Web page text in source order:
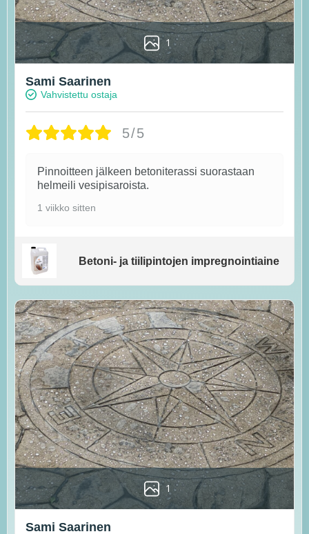
1
Sami Saarinen
Vahvistettu ostaja
5/5
Pinnoitteen jälkeen betoniterassi suorastaan
helmeili vesipisaroista.
1 viikko sitten
Betoni- ja tiilipintojen impregnointiaine
1
Sami Saarinen